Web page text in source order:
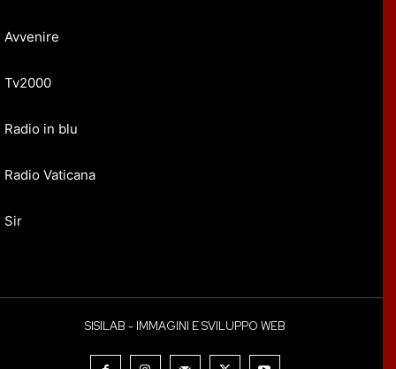
Avvenire
Tv2000
Radio in blu
Radio Vaticana
Sir
SISILAB - IMMAGINI E SVILUPPO WEB